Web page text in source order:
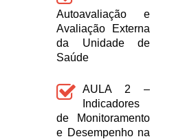
Autoavaliação e
Avaliação Externa
da Unidade de
Saúde
AULA 2 –
Indicadores
de Monitoramento
e Desempenho na